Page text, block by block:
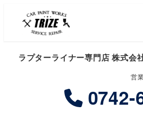
ラプターライナー専門店 株式会
営
0742-